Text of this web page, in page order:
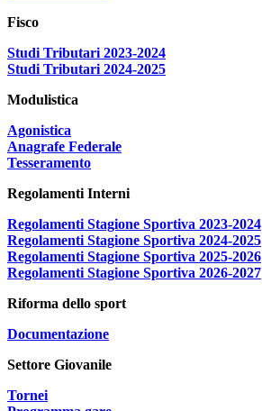
Fisco
Studi Tributari 2023-2024
Studi Tributari 2024-2025
Modulistica
Agonistica
Anagrafe Federale
Tesseramento
Regolamenti Interni
Regolamenti Stagione Sportiva 2023-2024
Regolamenti Stagione Sportiva 2024-2025
Regolamenti Stagione Sportiva 2025-2026
Regolamenti Stagione Sportiva 2026-2027
Riforma dello sport
Documentazione
Settore Giovanile
Tornei